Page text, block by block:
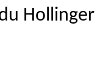
Hollinger